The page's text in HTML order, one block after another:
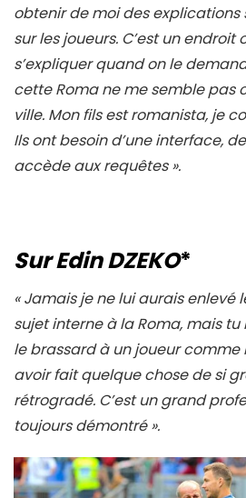
obtenir de moi des explications
sur les joueurs. C’est un endroit
s’expliquer quand on le
cette Roma ne me semble pas
ville. Mon fils est romanista, je
Ils ont besoin d’une interface,
accède aux requêtes ».
Sur Edin DZEKO*
« Jamais je ne lui aurais enlevé
sujet interne à la Roma, mais
le brassard à un joueur comme
avoir fait quelque chose de si
rétrogradé. C’est un grand
toujours démontré ».